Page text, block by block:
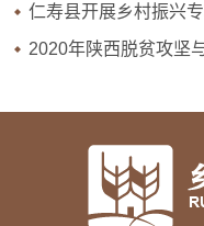
仁寿县开展乡村振兴
2020年陕西脱贫攻坚